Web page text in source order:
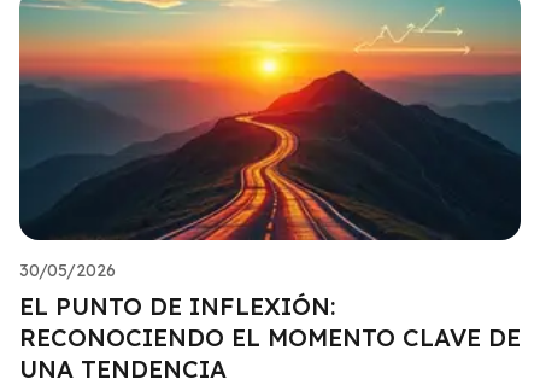
30/05/2026
EL PUNTO DE INFLEXIÓN:
RECONOCIENDO EL MOMENTO CLAVE DE
UNA TENDENCIA